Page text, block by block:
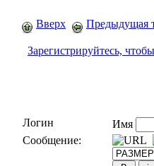
Вверх Предыдущая
Зарегистрируйтесь,
Логин
Имя
Сообщение: